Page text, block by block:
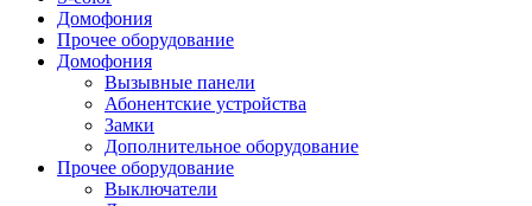
Домофония
Прочее оборудование
Домофония
Вызывные панели
Абонентские устройства
Замки
Дополнительное оборудование
Прочее оборудование
Выключатели